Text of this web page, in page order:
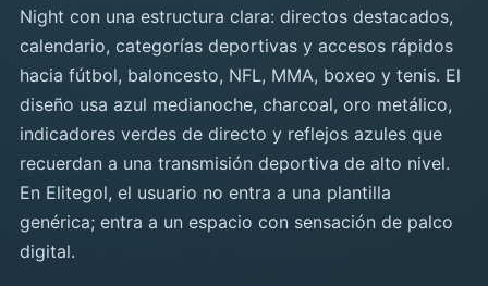
Night con una estructura clara: directos destacados,
calendario, categorías deportivas y accesos rápidos
hacia fútbol, baloncesto, NFL, MMA, boxeo y tenis. El
diseño usa azul medianoche, charcoal, oro metálico,
indicadores verdes de directo y reflejos azules que
recuerdan a una transmisión deportiva de alto nivel.
En Elitegol, el usuario no entra a una plantilla
genérica; entra a un espacio con sensación de palco
digital.